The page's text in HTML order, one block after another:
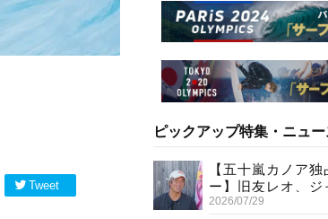
Tweet
ピックアップ特集・ニュー
【五十嵐カノア
ー】旧友レオ、
プライベートセッ
2026/07/29